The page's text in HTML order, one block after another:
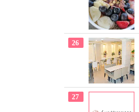
26
27